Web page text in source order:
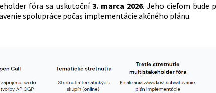
fóra sa uskutoční 3. marca 2026. Jeho cieľom bude
spolupráce počas implementácie akčného plánu.